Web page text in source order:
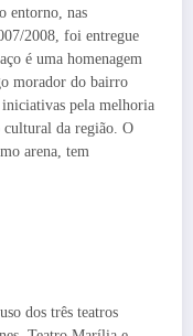
entorno, nas
2008, foi entregue
é uma homenagem
morador do bairro
pela melhoria
cultural da região. O
arena, tem
dos três teatros